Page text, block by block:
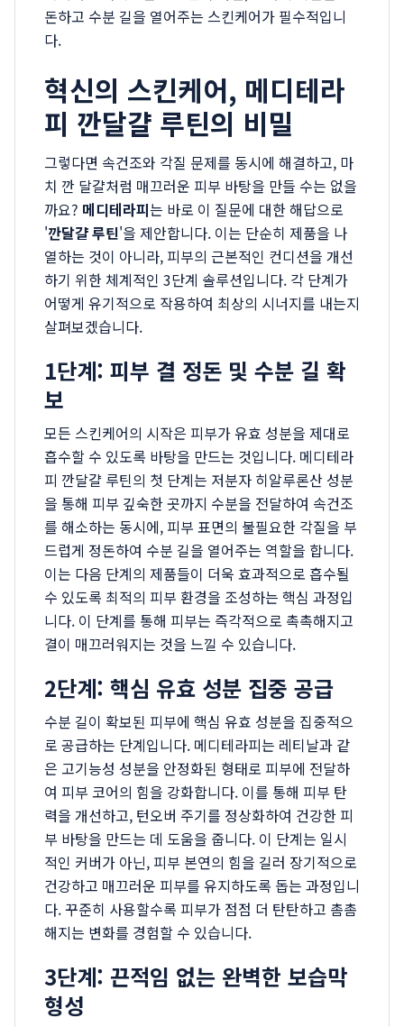
돈하고 수분 길을 열어주는 스킨케어가 필수적입니
다.
혁신의 스킨케어, 메디테라
피 깐달걀 루틴의 비밀
그렇다면 속건조와 각질 문제를 동시에 해결하고, 마
치 깐 달걀처럼 매끄러운 피부 바탕을 만들 수는 없을
까요? 메디테라피는 바로 이 질문에 대한 해답으로
'깐달걀 루틴'을 제안합니다. 이는 단순히 제품을 나
열하는 것이 아니라, 피부의 근본적인 컨디션을 개선
하기 위한 체계적인 3단계 솔루션입니다. 각 단계가
어떻게 유기적으로 작용하여 최상의 시너지를 내는지
살펴보겠습니다.
1단계: 피부 결 정돈 및 수분 길 확
보
모든 스킨케어의 시작은 피부가 유효 성분을 제대로
흡수할 수 있도록 바탕을 만드는 것입니다. 메디테라
피 깐달걀 루틴의 첫 단계는 저분자 히알루론산 성분
을 통해 피부 깊숙한 곳까지 수분을 전달하여 속건조
를 해소하는 동시에, 피부 표면의 불필요한 각질을 부
드럽게 정돈하여 수분 길을 열어주는 역할을 합니다.
이는 다음 단계의 제품들이 더욱 효과적으로 흡수될
수 있도록 최적의 피부 환경을 조성하는 핵심 과정입
니다. 이 단계를 통해 피부는 즉각적으로 촉촉해지고
결이 매끄러워지는 것을 느낄 수 있습니다.
2단계: 핵심 유효 성분 집중 공급
수분 길이 확보된 피부에 핵심 유효 성분을 집중적으
로 공급하는 단계입니다. 메디테라피는 레티날과 같
은 고기능성 성분을 안정화된 형태로 피부에 전달하
여 피부 코어의 힘을 강화합니다. 이를 통해 피부 탄
력을 개선하고, 턴오버 주기를 정상화하여 건강한 피
부 바탕을 만드는 데 도움을 줍니다. 이 단계는 일시
적인 커버가 아닌, 피부 본연의 힘을 길러 장기적으로
건강하고 매끄러운 피부를 유지하도록 돕는 과정입니
다. 꾸준히 사용할수록 피부가 점점 더 탄탄하고 촘촘
해지는 변화를 경험할 수 있습니다.
3단계: 끈적임 없는 완벽한 보습막
형성